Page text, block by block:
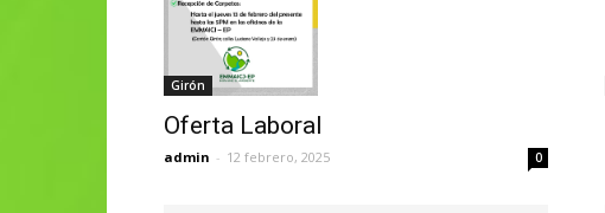
Girón
Oferta Laboral
admin - 12 febrero, 2025 0